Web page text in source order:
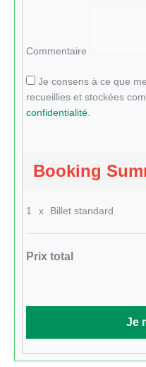
Commentaire
Je consens à ce que
recueillies et stockées
confidentialité.
Booking
1 x Billet standard
Prix total